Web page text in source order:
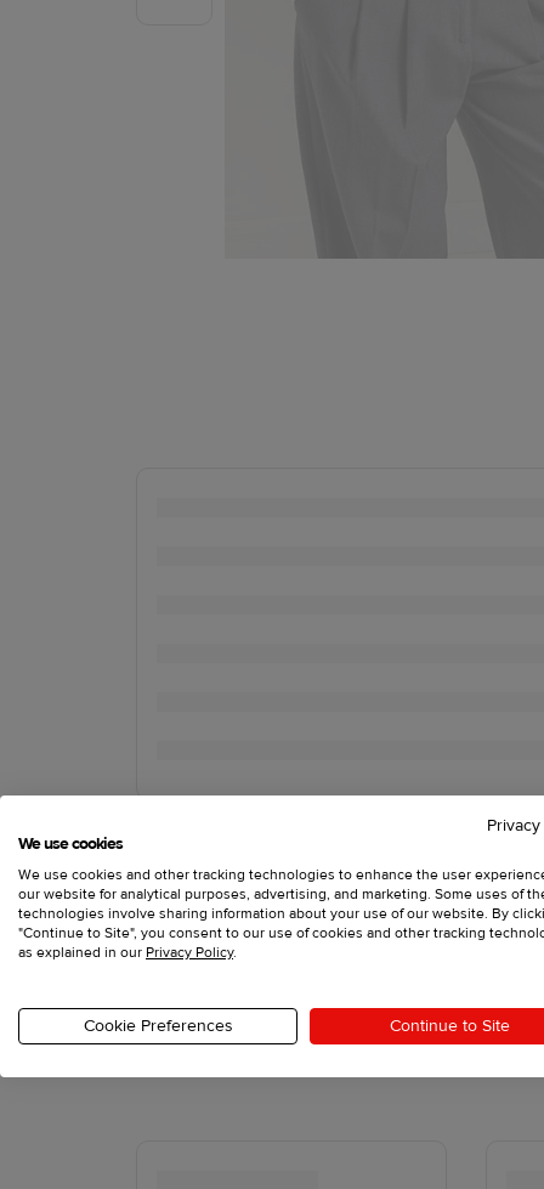
We use cookies
We use cookies and other tracking technologies to enhance the user
our website for analytical purposes, advertising, and marketing. Some uses of
technologies involve sharing information about your use of our website. By
"Continue to Site", you consent to our use of cookies and other tracking
as explained in our Privacy Policy.
Cookie Preferences Continue to Site